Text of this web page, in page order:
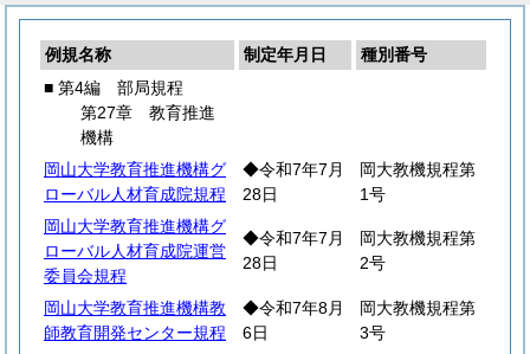
例規名称 制定年月日
種別番号
■ 第4編 部局規程
第27章 教育推進
機構
岡山大学教育推進機構グ
ローバル人材育成院規程
◆令和7年7月
28日
岡大教機規程第
1号
岡山大学教育推進機構グ
ローバル人材育成院運営
委員会規程
◆令和7年7月
28日
岡大教機規程第
2号
岡山大学教育推進機構教
師教育開発センター規程
◆令和7年8月
6日
岡大教機規程第
3号